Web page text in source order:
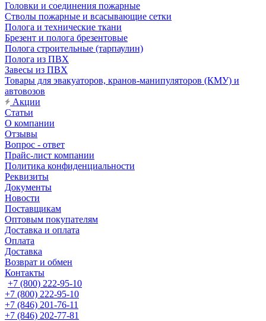
Головки и соединения пожарные
Стволы пожарные и всасывающие сетки
Полога и технические ткани
Брезент и полога брезентовые
Полога строительные (тарпаулин)
Полога из ПВХ
Завесы из ПВХ
Товары для эвакуаторов, кранов-манипуляторов (КМУ) и
автовозов
Акции
Статьи
О компании
Отзывы
Вопрос - ответ
Прайс-лист компании
Политика конфиденциальности
Реквизиты
Документы
Новости
Поставщикам
Оптовым покупателям
Доставка и оплата
Оплата
Доставка
Возврат и обмен
Контакты
+7 (800) 222-95-10
+7 (800) 222-95-10
+7 (846) 201-76-11
+7 (846) 202-77-81